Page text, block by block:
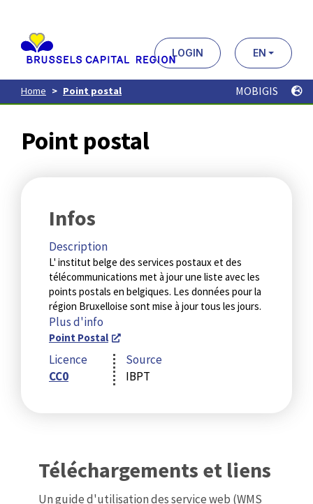
contenu
principal
LOGIN EN
Home Point postal MOBIGIS
Point postal
Infos
Description
L' institut belge des services postaux et des
télécommunications met à jour une liste avec les
points postals en belgiques. Les données pour la
région Bruxelloise sont mise à jour tous les jours.
Plus d'info
Point Postal
Licence
CC0
Source
IBPT
Téléchargements et liens
Un guide d'utilisation des service web (WMS